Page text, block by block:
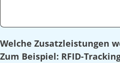
Welche Zusatzleistungen
Zum Beispiel: RFID-